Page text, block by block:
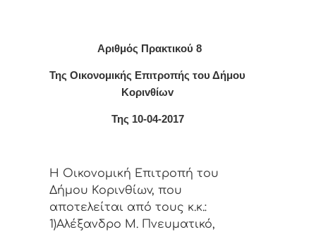
Αριθμός Πρακτικού 8
Της Οικονομικής Επιτρoπής τoυ Δήμoυ
Κoριvθίωv
Της 10-04-2017
Η Οικονομική Επιτρoπή τoυ
Δήμoυ Κoριvθίωv, πoυ
απoτελείται από τoυς κ.κ.:
1)Αλέξανδρο Μ. Πνευματικό,